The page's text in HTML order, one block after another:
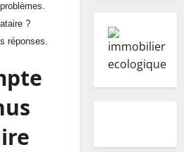
?
réponses.